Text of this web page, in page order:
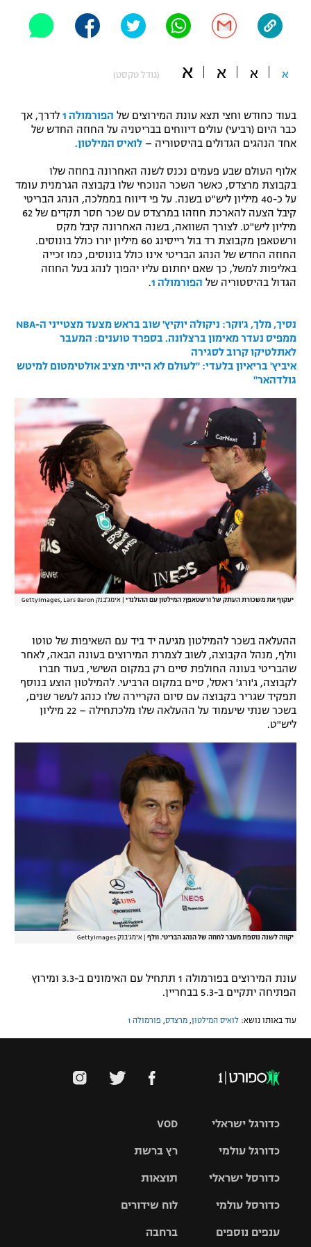
"מחצית בשכונה" – פודקאסט
משתתפים וזוכים בפרסים
תקנון עבור פעילות אלקטרה
תקנון עבור פעילות ספורט 1 – "מרלן"
טניס
תנאי שימוש
מדיניות פרטיות
רשיון להקרנה פומבית לבית עסק
הצטרפות לחבילת הערוצים
לוח דרושים – ג'ובנט
תגיות
המגזין
אופניים
פוטבול אמריקאי NFL
ספורט אתגרי ואקסטרים
אומנויות לחימה
גיימינג E-Sports
א א א א (גודל טקסט)
בעוד כחודש וחצי תצא עונת המירוצים של הפורמולה 1
לדרך, אך
כבר היום (רביעי) עולים דיווחים בבריטניה על החוזה החדש של
אחד הנהגים הגדולים בהיסטוריה – לואיס המילטון.
אלוף העולם שבע פעמים נכנס לשנה האחרונה בחוזה שלו
בקבוצת מרצדס, כאשר השכר הנוכחי שלו בקבוצה הגרמנית עומד
על כ-40 מיליון ליש"ט בשנה. על פי דיווח בממלכה, הנהג הבריטי
קיבל הצעה להארכת חוזהו במרצדס עם שכר חסר תקדים של 62
מיליון ליש"ט. לצורך השוואה, בשנה האחרונה קיבל מקס
ורשטאפן מקבוצת רד בול רייסינג 60 מיליון יורו כולל בונוסים.
החוזה החדש של הנהג הבריטי אינו כולל בונוסים, כמו זכייה
באליפות למשל, כך שאם יחתום עליו יהפוך לנהג בעל החוזה
הגדול בהיסטוריה של הפורמולה 1 .
נסיך, מלך, ג'וקר: ניקולה יוקיץ' שוב בראש מצעד מצטייני ה-NBA
ממפיס נעדר מאימון ברצלונה. בספרד טוענים: המעבר
לאתלטיקו קרוב לסגירה
איביץ' בריאיון בלעדי: "לעולם לא הייתי מציב אולטימטום למיטש
גולדהאר"
יעקוף את משכורת העתק של ורשטאפן? המילטון עם ההולנדי אימג'בנק GettyImages, Lars Baron
ההעלאה בשכר להמילטון מגיעה יד ביד עם השאיפות של טוטו
וולף, מנהל הקבוצה, לשוב לצמרת המירוצים בעונה הבאה, לאחר
שהבריטי בעונה החולפת סיים רק במקום השישי, בעוד חברו
לקבוצה, ג'ורג' ראסל, סיים במקום הרביעי. להמילטון הוצע בנוסף
תפקיד שגריר בקבוצה עם סיום הקריירה שלו כנהג לעשר שנים,
בשכר שנתי שיעמוד על ההעלאה שלו מלכתחילה – 22 מיליון
ליש"ט.
יקווה לשנה נוספת מעבר לחוזה של הנהג הבריטי. וולף אימג'בנק GettyImages
עונת המירוצים בפורמולה 1 תתחיל עם האימונים ב-3.3 ומירוץ
הפתיחה יתקיים ב-5.3 בבחריין.
עוד באותו נושא: לואיס המילטון מרצדס פורמולה 1
VOD
רץ ברשת
תוצאות
לוח שידורים
ברחבה
כדורגל ישראלי
גביע הטוטו
כדורגל עולמי
האלופות
ליגה
כדורסל ישראלי
סל
כדורסל עולמי
ענפים נוספים